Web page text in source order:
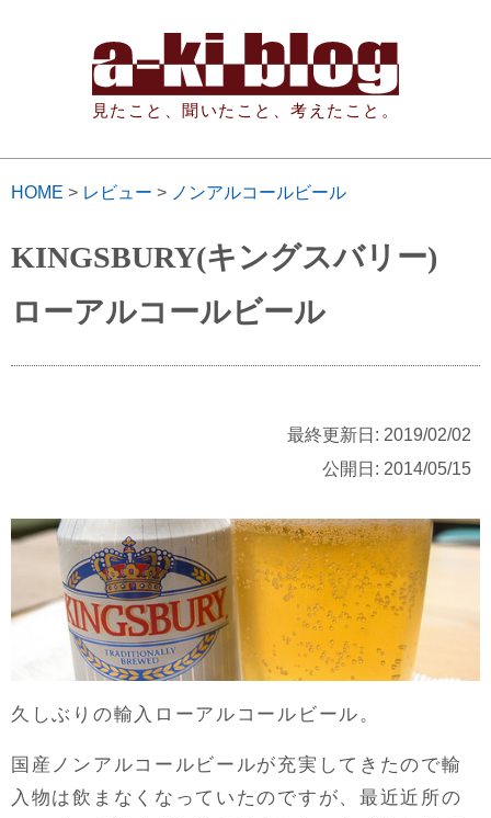
見たこと、聞いたこと、考えたこと。
HOME > レビュー > ノンアルコールビール
KINGSBURY(キングスバリー)
ローアルコールビール
最終更新日: 2019/02/02
公開日: 2014/05/15
久しぶりの輸入ローアルコールビール。
国産ノンアルコールビールが充実してきたので輸
入物は飲まなくなっていたのですが、最近近所の